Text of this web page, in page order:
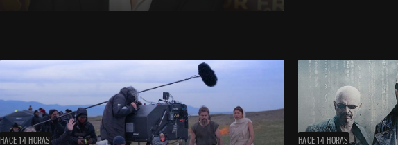
HACE 14 HORAS HACE 14 HORAS